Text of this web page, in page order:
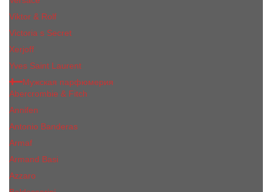
Viktor & Rolf
Victoria s Secret
Xerjoff
Yves Saint Laurent
Мужская парфюмерия
Abercrombie & Fitch
Annifen
Antonio Banderas
Armaf
Armand Basi
Azzaro